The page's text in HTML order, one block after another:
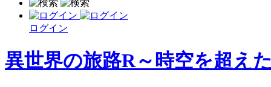
ログイン
異世界の旅路R～時空を超え